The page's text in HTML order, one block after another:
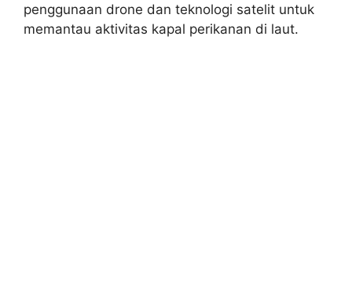
penggunaan drone dan teknologi satelit untuk
memantau aktivitas kapal perikanan di laut.